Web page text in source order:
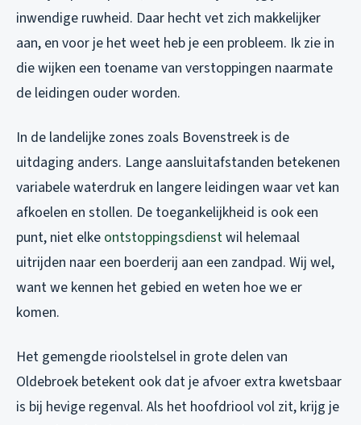
inwendige ruwheid. Daar hecht vet zich makkelijker
aan, en voor je het weet heb je een probleem. Ik zie in
die wijken een toename van verstoppingen naarmate
de leidingen ouder worden.
In de landelijke zones zoals Bovenstreek is de
uitdaging anders. Lange aansluitafstanden betekenen
variabele waterdruk en langere leidingen waar vet kan
afkoelen en stollen. De toegankelijkheid is ook een
punt, niet elke ontstoppingsdienstwil helemaal
uitrijden naar een boerderij aan een zandpad. Wij wel,
want we kennen het gebied en weten hoe we er
komen.
Het gemengde rioolstelsel in grote delen van
Oldebroek betekent ook dat je afvoer extra kwetsbaar
is bij hevige regenval. Als het hoofdriool vol zit, krijg je